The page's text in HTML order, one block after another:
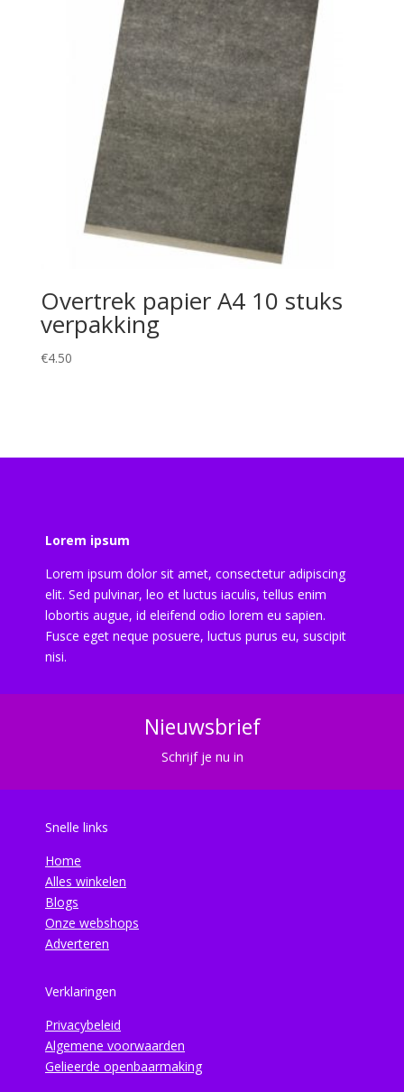
Overtrek papier A4 10 stuks
verpakking
€4.50
Lorem ipsum
Lorem ipsum dolor sit amet, consectetur adipiscing
elit. Sed pulvinar, leo et luctus iaculis, tellus enim
lobortis augue, id eleifend odio lorem eu sapien.
Fusce eget neque posuere, luctus purus eu, suscipit
nisi.
Nieuwsbrief
Schrijf je nu in
Snelle links
Home
Alles winkelen
Blogs
Onze webshops
Adverteren
Verklaringen
Privacybeleid
Algemene voorwaarden
Gelieerde openbaarmaking